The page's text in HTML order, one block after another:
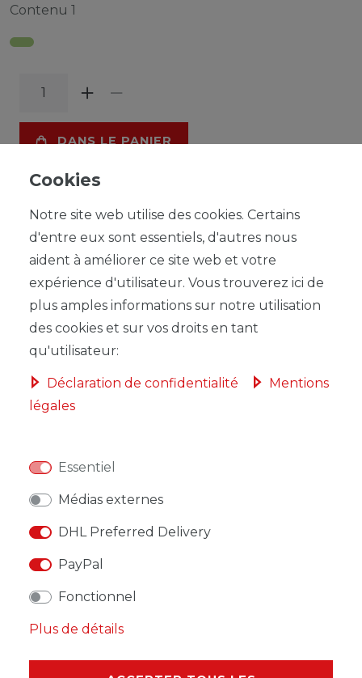
Contenu 1
DANS LE PANIER
LISTE DE SOUHAITS
* avec TVA hors Frais de livraison
DESCRIPTION
FABRICANT
Les feuilles LEUCHTTURM (format 270 x 297 mm /
papier stable, sans bois ni acide (170 g/m 2 ). Nous
Cookies
Notre site web utilise des cookies. Certains
d'entre eux sont essentiels, d'autres nous
aident à améliorer ce site web et votre
expérience d'utilisateur. Vous trouverez ici de
plus amples informations sur notre utilisation
des cookies et sur vos droits en tant
qu'utilisateur:
Déclaration de confidentialité
Mentions
légales
Essentiel
Médias externes
DHL Preferred Delivery
PayPal
Fonctionnel
Plus de détails